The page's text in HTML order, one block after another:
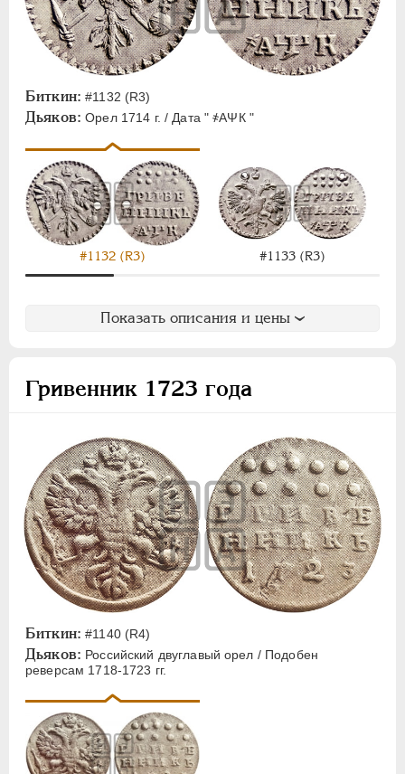
Биткин: #1132 (R3)
Дьяков: Орел 1714 г. / Дата " ҂АΨК "
#1132 (R3) #1133 (R3)
Показать описания и цены
Гривенник 1723 года
Биткин: #1140 (R4)
Дьяков: Российский двуглавый орел / Подобен
реверсам 1718-1723 гг.